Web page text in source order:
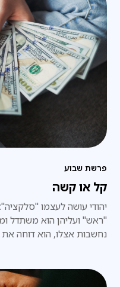
פרשת שבוע
קל או קשה
יהודי עושה לעצמו
"ראש" ועליהן הוא משתדל
נחשבות אצלו, הוא דוחה